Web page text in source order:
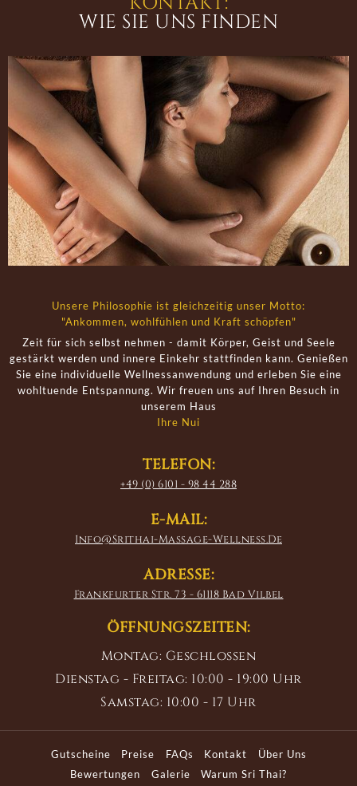
WIE SIE UNS FINDEN
Unsere Philosophie ist gleichzeitig unser Motto:
"Ankommen, wohlfühlen und Kraft schöpfen"
Zeit für sich selbst nehmen - damit Körper, Geist und Seele
gestärkt werden und innere Einkehr stattfinden kann. Genießen
Sie eine individuelle Wellnessanwendung und erleben Sie eine
wohltuende Entspannung. Wir freuen uns auf Ihren Besuch in
unserem Haus
Ihre Nui
TELEFON:
+49 (0) 6101 - 98 44 288
E-MAIL:
Info@srithai-Massage-Wellness.de
ADRESSE:
Frankfurter Str. 73 - 61118 Bad Vilbel
ÖFFNUNGSZEITEN:
Montag: Geschlossen
Dienstag - Freitag: 10:00 - 19:00 Uhr
Samstag: 10:00 - 17 Uhr
Gutscheine Preise FAQs Kontakt
Über Uns
Bewertungen
Galerie Warum Sri Thai?